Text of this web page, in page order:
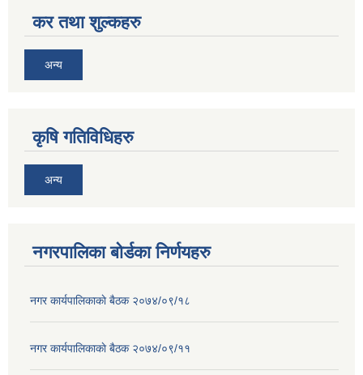
कर तथा शुल्कहरु
अन्य
कृषि गतिविधिहरु
अन्य
नगरपालिका बोर्डका निर्णयहरु
नगर कार्यपालिकाकाे बैठक २०७४/०९/१८
नगर कार्यपालिकाकाे बैठक २०७४/०९/११